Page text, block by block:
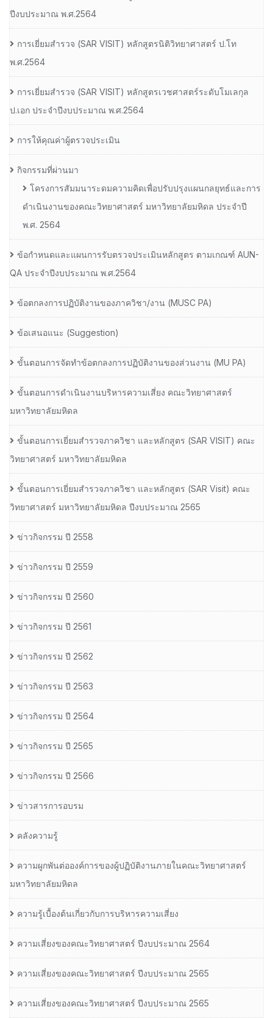
ปีงบประมาณ พ.ศ.2564
การเยี่ยมสํารวจ (SAR VISIT) หลักสูตรนิติวิทยาศาสตร์ ป.โท
พ.ศ.2564
การเยี่ยมสํารวจ (SAR VISIT) หลักสูตรเวชศาสตร์ระดับโมเลกุล
ป.เอก ประจําปีงบประมาณ พ.ศ.2564
การให้คุณค่าผู้ตรวจประเมิน
กิจกรรมที่ผ่านมา
โครงการสัมมนาระดมความคิดเพื่อปรับปรุงแผนกลยุทธ์และการ
ดำเนินงานของคณะวิทยาศาสตร์ มหาวิทยาลัยมหิดล ประจำปี
พ.ศ. 2564
ข้อกำหนดและแผนการรับตรวจประเมินหลักสูตร ตามเกณฑ์ AUN-
QA ประจำปีงบประมาณ พ.ศ.2564
ข้อตกลงการปฏิบัติงานของภาควิชา/งาน (MUSC PA)
ข้อเสนอแนะ (Suggestion)
ขั้นตอนการจัดทำข้อตกลงการปฏิบัติงานของส่วนงาน (MU PA)
ขั้นตอนการดำเนินงานบริหารความเสี่ยง คณะวิทยาศาสตร์
มหาวิทยาลัยมหิดล
ขั้นตอนการเยี่ยมสำรวจภาควิชา และหลักสูตร (SAR VISIT) คณะ
วิทยาศาสตร์ มหาวิทยาลัยมหิดล
ขั้นตอนการเยี่ยมสำรวจภาควิชา และหลักสูตร (SAR Visit) คณะ
วิทยาศาสตร์ มหาวิทยาลัยมหิดล ปีงบประมาณ 2565
ข่าวกิจกรรม ปี 2558
ข่าวกิจกรรม ปี 2559
ข่าวกิจกรรม ปี 2560
ข่าวกิจกรรม ปี 2561
ข่าวกิจกรรม ปี 2562
ข่าวกิจกรรม ปี 2563
ข่าวกิจกรรม ปี 2564
ข่าวกิจกรรม ปี 2565
ข่าวกิจกรรม ปี 2566
ข่าวสารการอบรม
คลังความรู้
ความผูกพันต่อองค์การของผู้ปฏิบัติงานภายในคณะวิทยาศาสตร์
มหาวิทยาลัยมหิดล
ความรู้เบื้องต้นเกี่ยวกับการบริหารความเสี่ยง
ความเสี่ยงของคณะวิทยาศาสตร์ ปีงบประมาณ 2564
ความเสี่ยงของคณะวิทยาศาสตร์ ปีงบประมาณ 2565
ความเสี่ยงของคณะวิทยาศาสตร์ ปีงบประมาณ 2565